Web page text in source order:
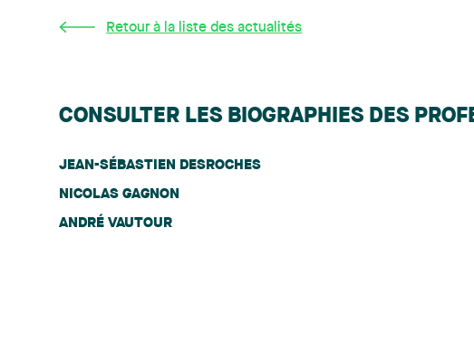
Retour à la liste des actualités
CONSULTER LES BIOGRAPHIES DES
JEAN-SÉBASTIEN DESROCHES
NICOLAS GAGNON
ANDRÉ VAUTOUR